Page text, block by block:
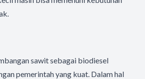
sawit sebagai biodiesel
pemerintah yang kuat. Dalam hal